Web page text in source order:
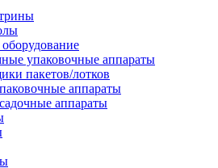
упаковочные аппараты
пакетов/лотков
аппараты
аппараты